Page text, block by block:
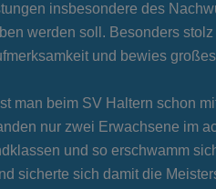
insbesondere des
werden soll. Besonders
und bewies
man beim SV Haltern schon
nur zwei Erwachsene im
und so erschwamm
sicherte sich damit die